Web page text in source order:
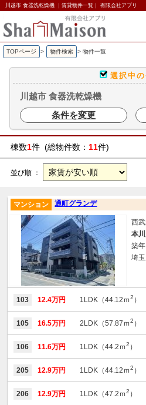
川越市 食器洗乾燥機 ｜賃貸物件一覧｜ 有限会社アプリ
TOPページ > 物件検索 > 物件一覧
選択中
川越市 食器洗乾燥機
条件を変更
棟数1件 (総物件数： 11件)
並び順 ：
通町グランデ
マンション
西
本
築
埼
103 12.4万円 1LDK（44.12ｍ2 ）
105 16.5万円 2LDK（57.87ｍ2 ）
106 11.6万円 1LDK（44.2ｍ2 ）
205 12.9万円 1LDK（44.12ｍ2 ）
206 12.9万円 1LDK（47.2ｍ2 ）